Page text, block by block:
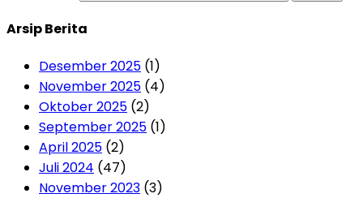
Arsip Berita
Desember 2025 (1)
November 2025 (4)
Oktober 2025 (2)
September 2025 (1)
April 2025 (2)
Juli 2024 (47)
November 2023 (3)